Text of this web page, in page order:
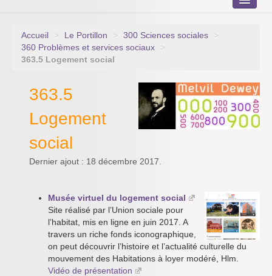
Le Portillon
Appel à contribution
Nos outils de partage
Qui sommes-nous ?
Accueil > Le Portillon > 300 Sciences sociales
>
360 Problèmes et services sociaux
>
363.5 Logement social
363.5
Logement
social
Dernier ajout : 18 décembre 2017.
Musée virtuel du logement social
Site réalisé par l’Union sociale pour
l’habitat, mis en ligne en juin 2017. A
travers un riche fonds iconographique,
on peut découvrir l’histoire et l’actualité culturelle du
mouvement des Habitations à loyer modéré, Hlm.
Vidéo de présentation